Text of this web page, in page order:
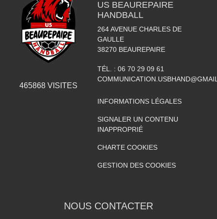
465868 VISITES
US BEAUREPAIRE
HANDBALL
264 AVENUE CHARLES DE
GAULLE
38270 BEAUREPAIRE
TÉL. : 06 70 29 09 61
INFORMATIONS LÉGALES
SIGNALER UN CONTENU
INAPPROPRIÉ
CHARTE COOKIES
GESTION DES COOKIES
NOUS CONTACTER